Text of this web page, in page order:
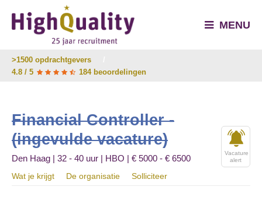
MENU
>1500 opdrachtgevers
4.8 / 5
184 beoordelingen
Financial Controller -
(ingevulde vacature)
Vacature
alert
Den Haag | 32 - 40 uur | HBO | € 5000 - € 6500
Wat je krijgt De organisatie Solliciteer